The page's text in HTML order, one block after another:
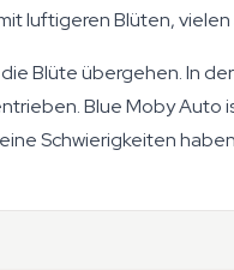
luftigeren Blüten,
Blüte übergehen. In
Blue Moby
Schwierigkeiten